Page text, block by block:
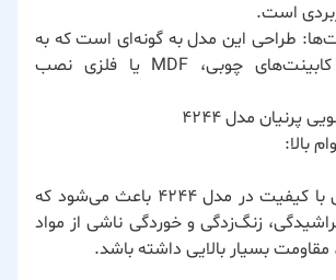
است.
طراحی این مدل به گونه‌ای است که به
راحتی در انواع کابینت‌های چوبی، MDF یا فلزی نصب
پرنیان مدل 4244
بالا:
استفاده از استیل با کیفیت در مدل ۴۲۴۴ باعث می‌شود که
زنگ‌زدگی و خوردگی ناشی از مواد
بسیار بالایی داشته باشد.